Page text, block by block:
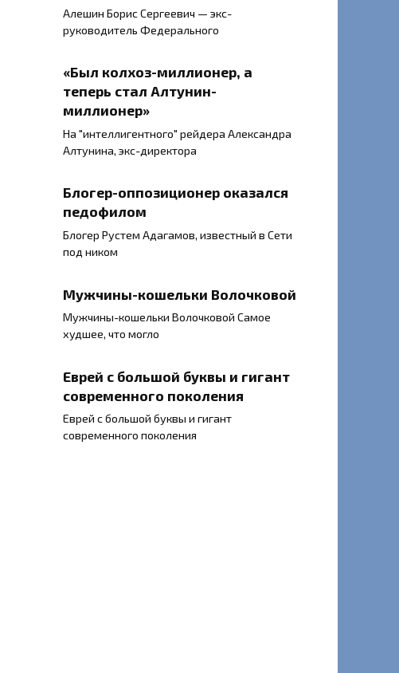
Алешин Борис Сергеевич — экс-
руководитель Федерального
«Был колхоз-миллионер, а
теперь стал Алтунин-
миллионер»
На "интеллигентного" рейдера Александра
Алтунина, экс-директора
Блогер-оппозиционер оказался
педофилом
Блогер Рустем Адагамов, известный в Сети
под ником
Мужчины-кошельки Волочковой
Мужчины-кошельки Волочковой Самое
худшее, что могло
Еврей с большой буквы и гигант
современного поколения
Еврей с большой буквы и гигант
современного поколения